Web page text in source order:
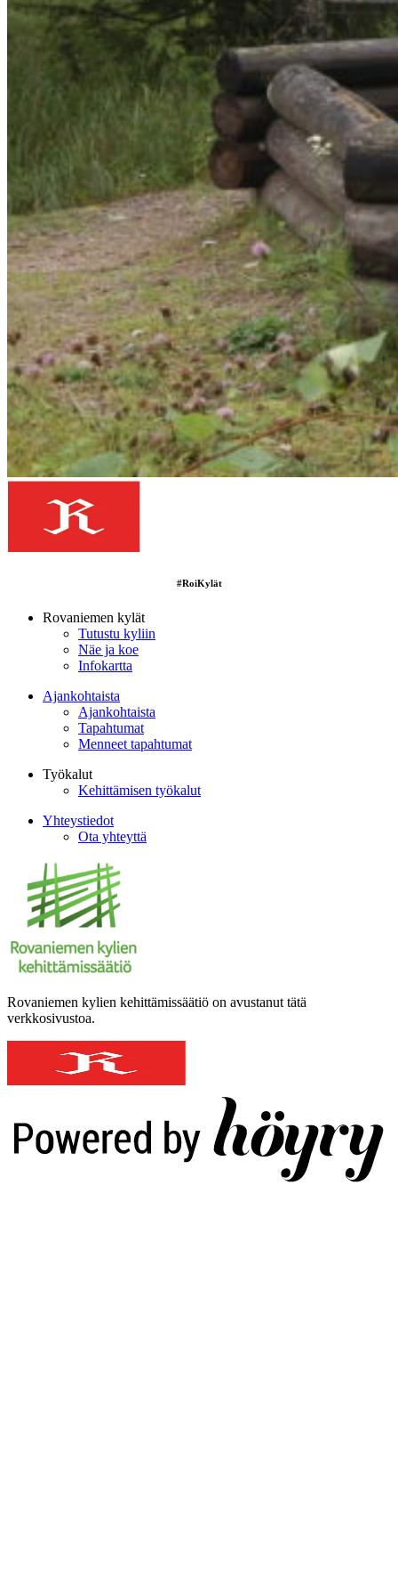
#RoiKylät
Rovaniemen kylät
Tutustu kyliin
Näe ja koe
Infokartta
Ajankohtaista
Ajankohtaista
Tapahtumat
Menneet tapahtumat
Työkalut
Kehittämisen työkalut
Yhteystiedot
Ota yhteyttä
Rovaniemen kylien kehittämissäätiö on avustanut tätä
verkkosivustoa.